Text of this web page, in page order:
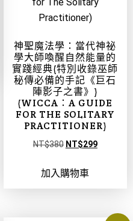
神聖魔法學：當代神祕
學大師喚醒自然能量的
實踐經典(特別收錄巫師
秘傳必備的手記《巨石
陣影子之書》)
(WICCA：A GUIDE
FOR THE SOLITARY
PRACTITIONER)
NT$380 NT$299
加入購物車